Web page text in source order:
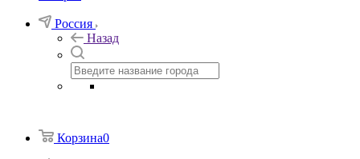
Россия
Назад
Корзина0